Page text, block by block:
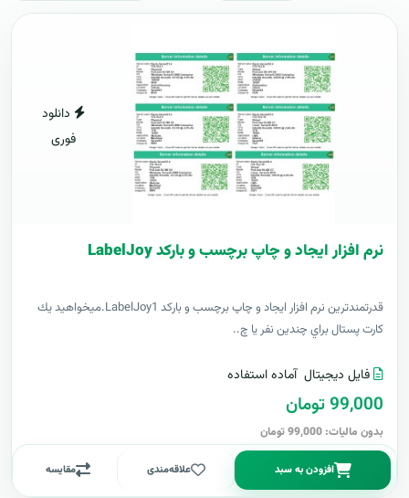
دانلود
فوری
نرم افزار ایجاد و چاپ برچسب و بارکد LabelJoy
قدرتمندترين نرم افزار ایجاد و چاپ برچسب و بارکد LabelJoy1.ميخواهيد يك
كارت پستال براي چندين نفر يا چ..
فایل دیجیتال آماده استفاده
99,000 تومان
بدون مالیات: 99,000 تومان
افزودن به سبد علاقه‌مندی مقایسه